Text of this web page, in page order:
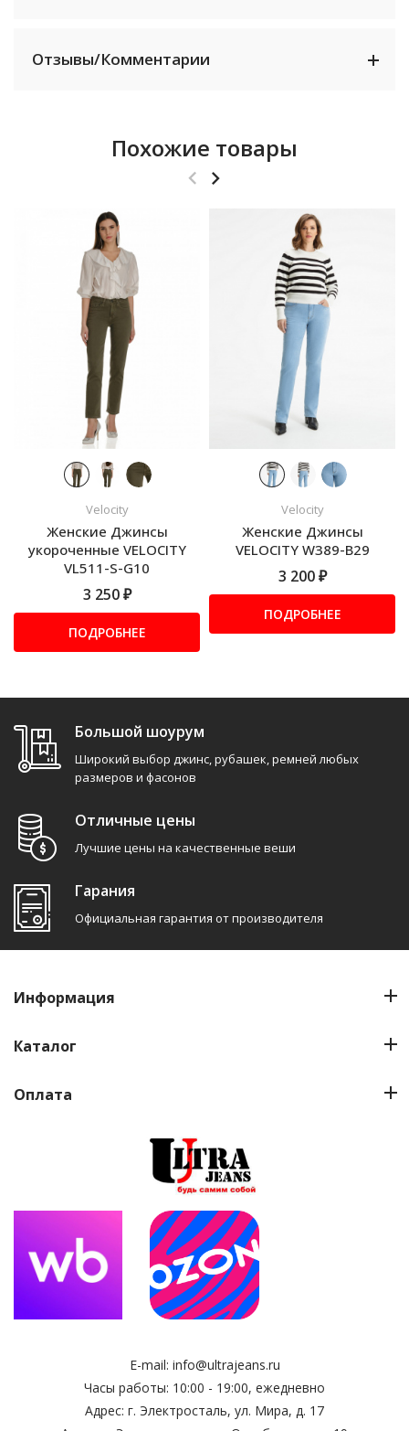
Отзывы/Комментарии
Похожие товары
Velocity
Женские Джинсы
укороченные VELOCITY
VL511-S-G10
3 250 ₽
ПОДРОБНЕЕ
Velocity
Женские Джинсы
VELOCITY W389-B29
3 200 ₽
ПОДРОБНЕЕ
Большой шоурум
Широкий выбор джинс, рубашек, ремней любых
размеров и фасонов
Отличные цены
Лучшие цены на качественные веши
Гарания
Официальная гарантия от производителя
E-mail: info@ultrajeans.ru
Часы работы: 10:00 - 19:00, ежедневно
Адрес: г. Электросталь, ул. Мира, д. 17
Информация
Каталог
Оплата